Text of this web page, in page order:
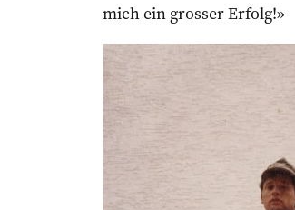
mich ein grosser Erfolg!»